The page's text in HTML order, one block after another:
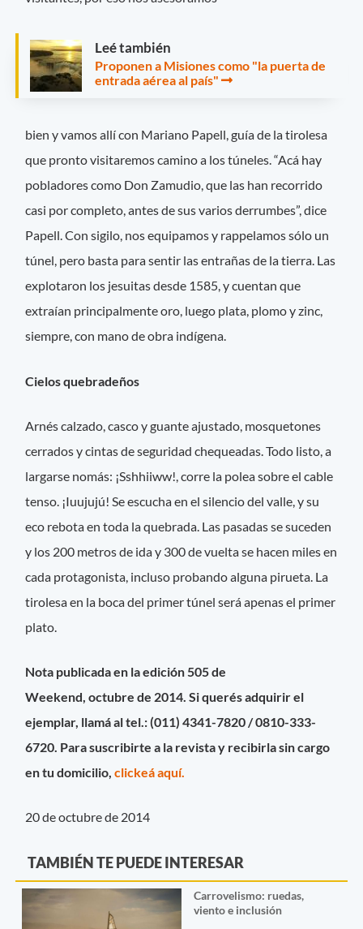
Leé también
Proponen a Misiones como "la puerta de
entrada aérea al país"
bien y vamos allí con Mariano Papell, guía de la tirolesa
que pronto visitaremos camino a los túneles. “Acá hay
pobladores como Don Zamudio, que las han recorrido
casi por completo, antes de sus varios derrumbes”, dice
Papell. Con sigilo, nos equipamos y rappelamos sólo un
túnel, pero basta para sentir las entrañas de la tierra. Las
explotaron los jesuitas desde 1585, y cuentan que
extraían principalmente oro, luego plata, plomo y zinc,
siempre, con mano de obra indígena.
Cielos quebradeños
Arnés calzado, casco y guante ajustado, mosquetones
cerrados y cintas de seguridad chequeadas. Todo listo, a
largarse nomás: ¡Sshhiiww!, corre la polea sobre el cable
tenso. ¡Iuujujú! Se escucha en el silencio del valle, y su
eco rebota en toda la quebrada. Las pasadas se suceden
y los 200 metros de ida y 300 de vuelta se hacen miles en
cada protagonista, incluso probando alguna pirueta. La
tirolesa en la boca del primer túnel será apenas el primer
plato.
Nota publicada en la edición 505 de
Weekend, octubre de 2014. Si querés adquirir el
ejemplar, llamá al tel.: (011) 4341-7820 / 0810-333-
6720. Para suscribirte a la revista y recibirla sin cargo
en tu domicilio,clickeá aquí.
20 de octubre de 2014
TAMBIÉN TE PUEDE INTERESAR
Carrovelismo: ruedas,
viento e inclusión